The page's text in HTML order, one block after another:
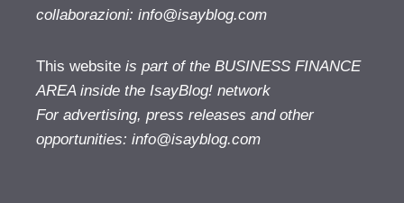
collaborazioni: info@isayblog.com
This website is part of the BUSINESS FINANCE
AREA inside the IsayBlog! network
For advertising, press releases and other
opportunities: info@isayblog.com